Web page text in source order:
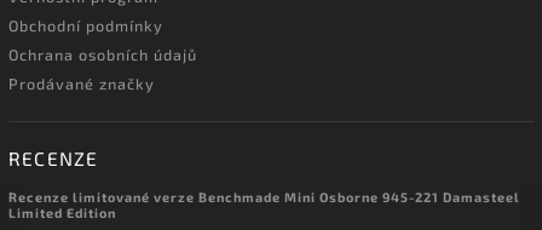
Obchodní podmínky
Ochrana osobních údajů
Prodávané značky
RECENZE
Recenze limitované verze Benchmade Mini Osborne 945-221 Damasteel
Limited Edition